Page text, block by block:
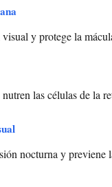
y protege la
las células de la
nocturna y previene